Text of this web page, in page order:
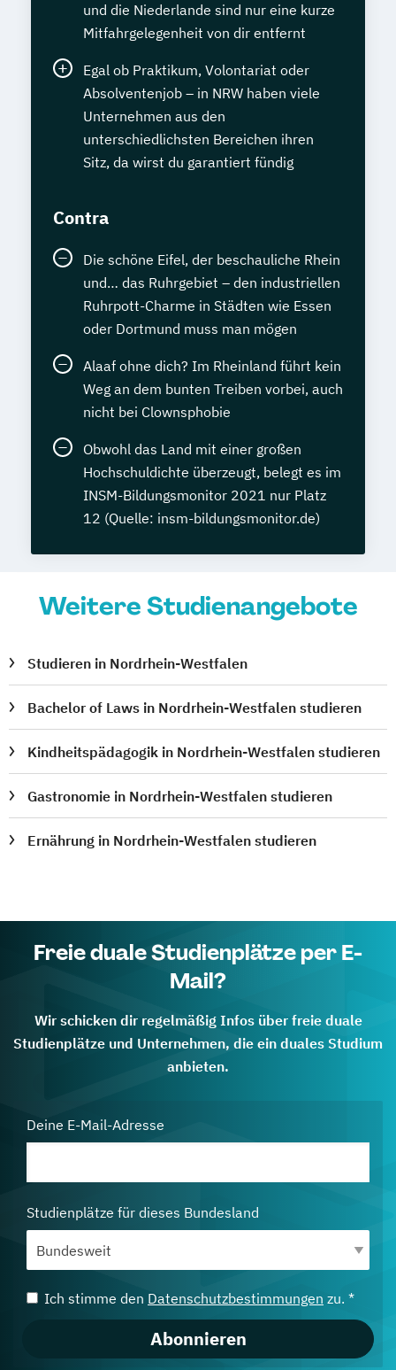
und die Niederlande sind nur eine kurze
Mitfahrgelegenheit von dir entfernt
Egal ob Praktikum, Volontariat oder
Absolventenjob – in NRW haben viele
Unternehmen aus den
unterschiedlichsten Bereichen ihren
Sitz, da wirst du garantiert fündig
Contra
Die schöne Eifel, der beschauliche Rhein
und… das Ruhrgebiet – den industriellen
Ruhrpott-Charme in Städten wie Essen
oder Dortmund muss man mögen
Alaaf ohne dich? Im Rheinland führt kein
Weg an dem bunten Treiben vorbei, auch
nicht bei Clownsphobie
Obwohl das Land mit einer großen
Hochschuldichte überzeugt, belegt es im
INSM-Bildungsmonitor 2021 nur Platz
12 (Quelle: insm-bildungsmonitor.de)
Weitere Studienangebote
Studieren in Nordrhein-Westfalen
Bachelor of Laws in Nordrhein-Westfalen studieren
Kindheitspädagogik in Nordrhein-Westfalen studieren
Gastronomie in Nordrhein-Westfalen studieren
Ernährung in Nordrhein-Westfalen studieren
Freie duale Studienplätze per E-
Mail?
Wir schicken dir regelmäßig Infos über freie duale
Studienplätze und Unternehmen, die ein duales Studium
anbieten.
Deine E-Mail-Adresse
Studienplätze für dieses Bundesland
Ich stimme den Datenschutzbestimmungen zu. *
Abonnieren